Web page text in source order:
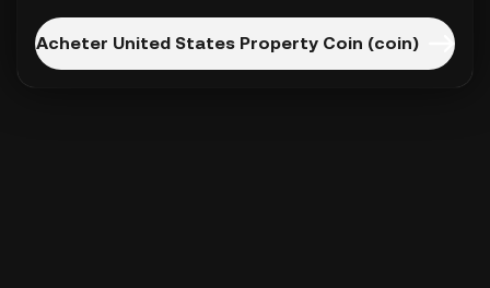
Acheter United States Property Coin (coin)